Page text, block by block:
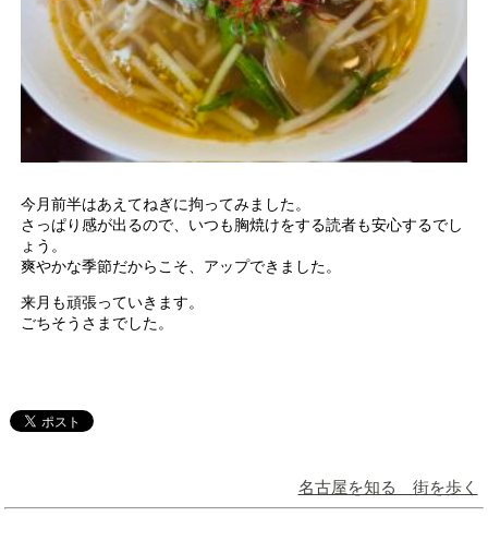
今月前半はあえてねぎに拘ってみました。
さっぱり感が出るので、いつも胸焼けをする読者も安心するでし
ょう。
爽やかな季節だからこそ、アップできました。
来月も頑張っていきます。
ごちそうさまでした。
名古屋を知る 街を歩く